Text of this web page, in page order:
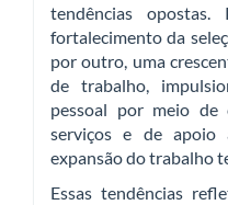
tendências
fortalecimento da
por outro, uma
de trabalho,
pessoal por meio de
serviços e de apoio
expansão do trabalho
Essas tendências